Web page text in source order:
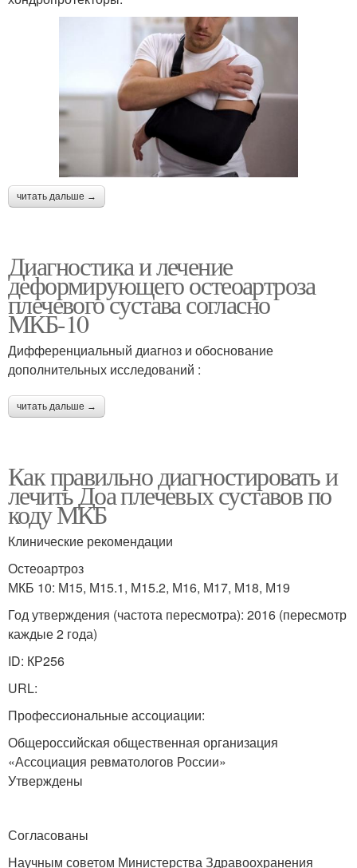
читать дальше →
Диагностика и лечение
деформирующего остеоартроза
плечевого сустава согласно
МКБ-10
Дифференциальный диагноз и обоснование
дополнительных исследований :
читать дальше →
Как правильно диагностировать и
лечить Доа плечевых суставов по
коду МКБ
Клинические рекомендации
Остеоартроз
МКБ 10: М15, М15.1, М15.2, М16, М17, М18, М19
Год утверждения (частота пересмотра): 2016 (пересмотр
каждые 2 года)
ID: КР256
URL:
Профессиональные ассоциации:
Общероссийская общественная организация
«Ассоциация ревматологов России»
Утверждены
Согласованы
Научным советом Министерства Здравоохранения